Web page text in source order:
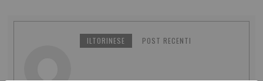
ILTORINESE POST RECENTI